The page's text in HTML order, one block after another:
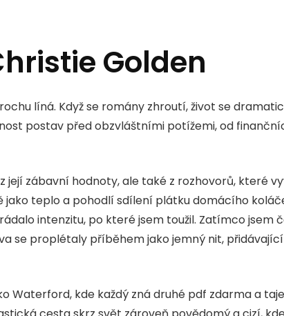
Golden
líná. Když se romány zhroutí, život se
postav před obzvláštními potížemi, od
její zábavní hodnoty, ale také z rozhovorů, které
teplo a pohodlí sdílení plátku domácího
intenzitu, po které jsem toužil. Zatímco jsem
se proplétaly příběhem jako jemný nit,
Waterford, kde každý zná druhé pdf zdarma a